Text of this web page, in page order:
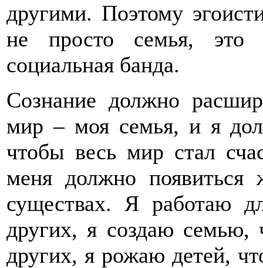
другими. Поэтому
не просто семья, это
социальная банда.
Сознание должно
мир – моя семья, и я
чтобы весь мир стал
меня должно
существах. Я работаю
других, я создаю семью,
других, я рожаю детей,